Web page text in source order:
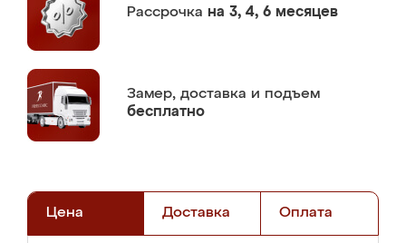
Рассрочка на 3, 4, 6 месяцев
Замер, доставка и подъем
бесплатно
Цена Доставка Оплата